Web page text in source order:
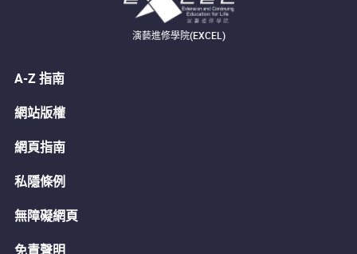
演藝進修學院(EXCEL)
A-Z 指南
網站版權
網頁指南
私隱條例
無障礙網頁
免責聲明